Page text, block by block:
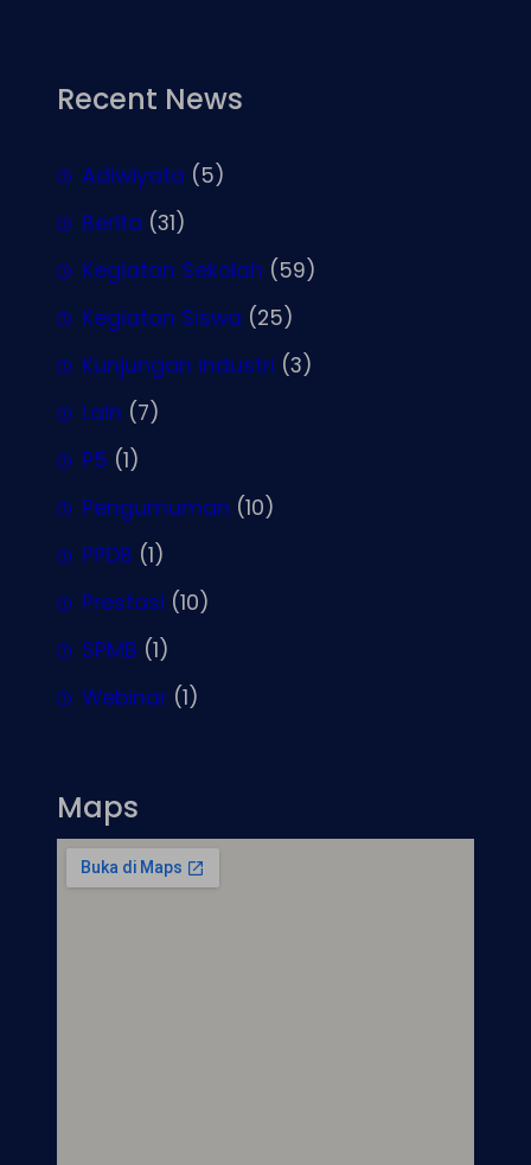
Recent News
Adiwiyata (5)
Berita (31)
Kegiatan Sekolah (59)
Kegiatan Siswa (25)
Kunjungan Industri (3)
Lain (7)
P5 (1)
Pengumuman (10)
PPDB (1)
Prestasi (10)
SPMB (1)
Webinar (1)
Maps